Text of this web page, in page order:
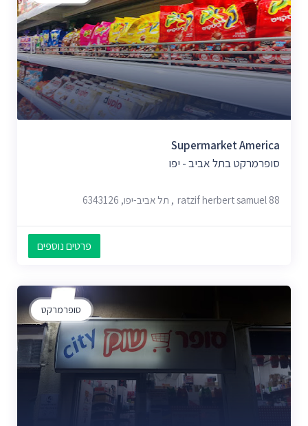
Supermarket America
סופרמרקט בתל אביב - יפו
ratzif herbert samuel 88, תל אביב-יפו, 6343126
פרטים נוספים
סופרמרקט